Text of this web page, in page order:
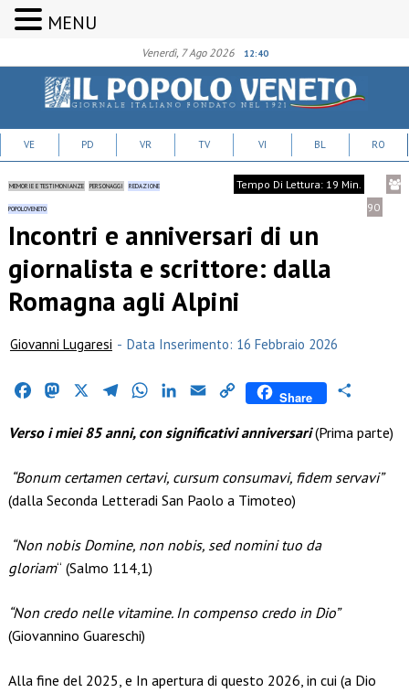
Venerdì, 7 Ago 2026 12:40
VE PD VR TV VI BL RO
MEMORIE E TESTIMONIANZE PERSONAGGI REDAZIONE
POPOLOVENETO
Tempo Di Lettura: 19 Min.
90
Incontri e anniversari di un
giornalista e scrittore: dalla
Romagna agli Alpini
Giovanni Lugaresi - Data Inserimento: 16 Febbraio 2026
FacebookMastodon TelegramWhatsAppLinkedIn
Email Copy
Share
Verso i miei 85 anni, con significativi anniversari(Prima parte)
“Bonum certamen certavi, cursum consumavi, fidem servavi”
(dalla Seconda Letteradi San Paolo a Timoteo)
“Non nobis Domine, non nobis, sed nomini tuo da
gloriam“ (Salmo 114,1)
“Non credo nelle vitamine. In compenso credo in Dio”
(Giovannino Guareschi)
Alla fine del 2025, e In apertura di questo 2026, in cui (a Dio
MENU